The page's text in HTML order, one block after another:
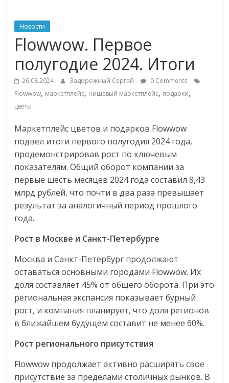
ритейле,
логистике,
технологиях,
соцсетях
Портал
об
онлайн-
торговле,
сервисах
для
Commerce,
логистике,
соцсетях.
Нам
важно,
как
знать
как
Сеть
меняет
жизнь
людей
Новости
Flowwow. Первое
полугодие 2024. Итоги
26.08.2024 Задорожный Сергей
0 Comments
Flowwow, маркетплейс, нишевый маркетплейс, подарки,
цветы
Маркетплейс цветов и подарков Flowwow
подвел итоги первого полугодия 2024 года,
продемонстрировав рост по ключевым
показателям. Общий оборот компании за
первые шесть месяцев 2024 года составил 8,43
млрд рублей, что почти в два раза превышает
результат за аналогичный период прошлого
года.
Рост в Москве и Санкт-Петербурге
Москва и Санкт-Петербург продолжают
оставаться основными городами Flowwow. Их
доля составляет 45% от общего оборота. При это
региональная экспансия показывает бурный
рост, и компания планирует, что доля регионов
в ближайшем будущем составит не менее 60%.
Рост регионального присутствия
Flowwow продолжает активно расширять свое
присутствие за пределами столичных рынков. В